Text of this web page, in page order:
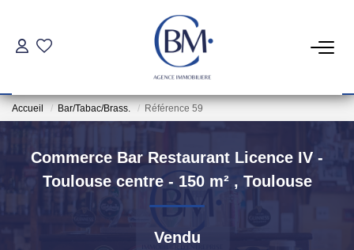
PARTICULIERS
Commerces Et Entreprises
Accueil Bar/Tabac/Brass. Référence 59
Commerce Bar Restaurant Licence IV -
Toulouse centre - 150 m² , Toulouse
Vendu